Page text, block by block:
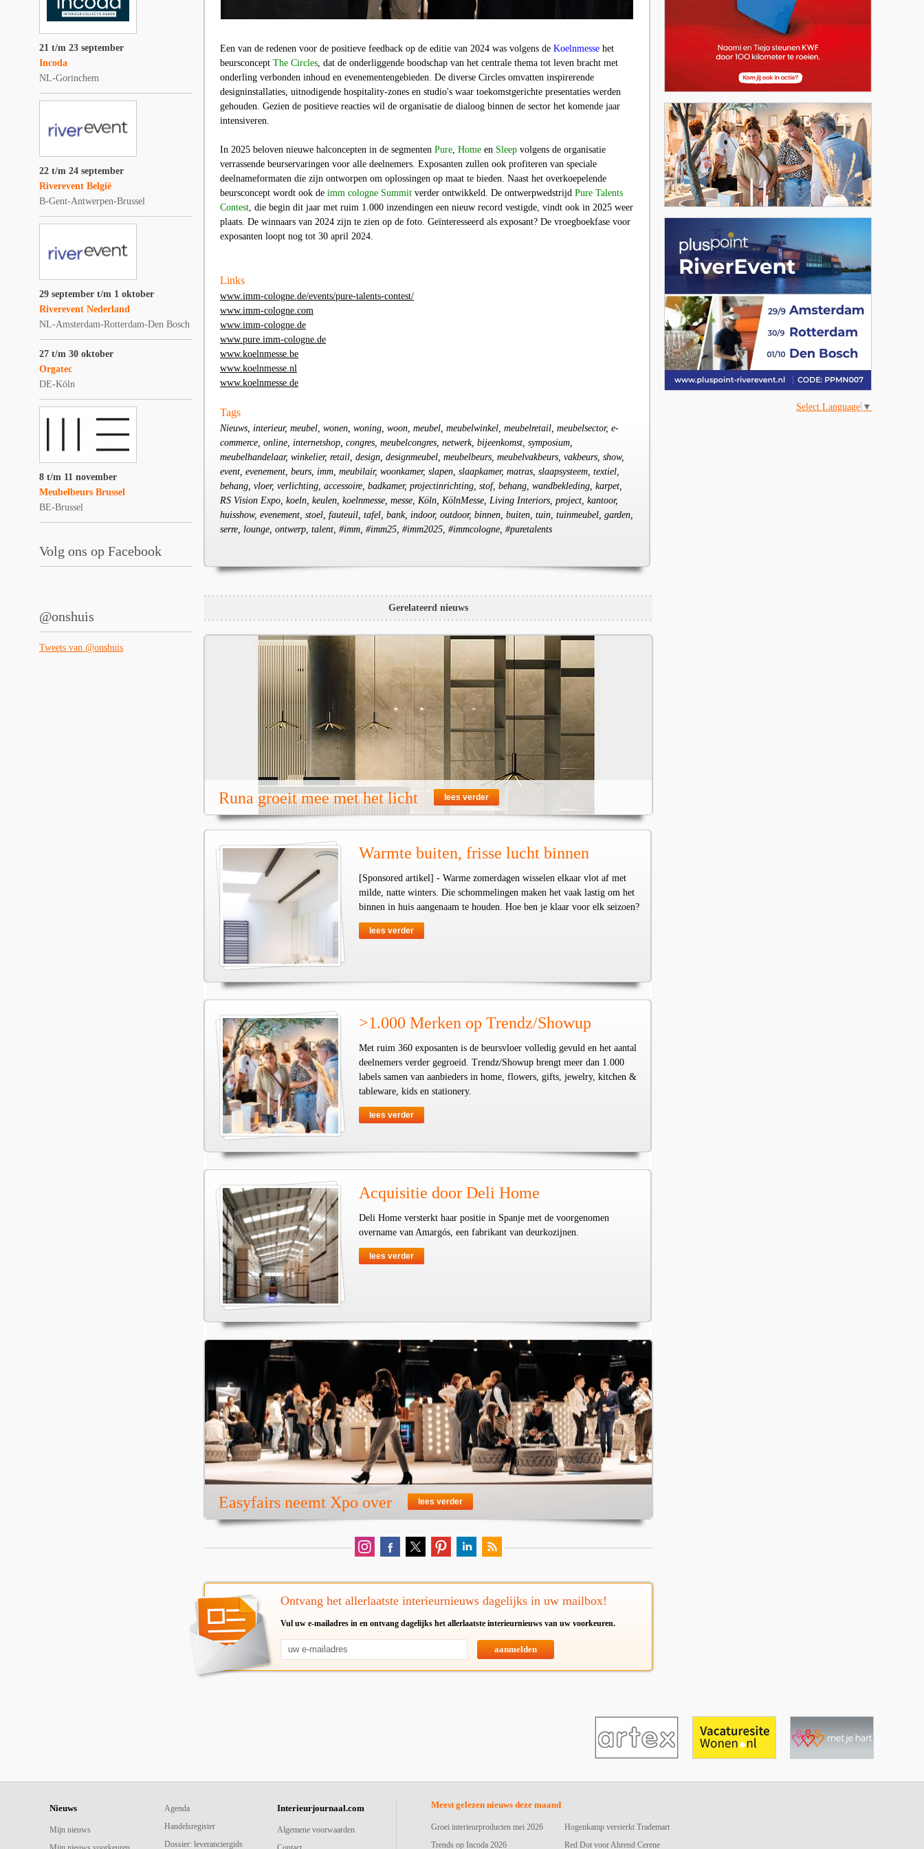
21 t/m 23 september
Incoda
NL-Gorinchem
22 t/m 24 september
Riverevent België
B-Gent-Antwerpen-Brussel
29 september t/m 1 oktober
Riverevent Nederland
NL-Amsterdam-Rotterdam-Den Bosch
27 t/m 30 oktober
Orgatec
DE-Köln
8 t/m 11 november
Meubelbeurs Brussel
BE-Brussel
Volg ons op Facebook
@onshuis
Tweets van @onshuis
Een van de redenen voor de positieve feedback op de editie van 2024 was volgens de Koelnmesse het
beursconcept The Circles, dat de onderliggende boodschap van het centrale thema tot leven bracht met
onderling verbonden inhoud en evenementengebieden. De diverse Circles omvatten inspirerende
designinstallaties, uitnodigende hospitality-zones en studio's waar toekomstgerichte presentaties werden
gehouden. Gezien de positieve reacties wil de organisatie de dialoog binnen de sector het komende jaar
intensiveren.
In 2025 beloven nieuwe halconcepten in de segmenten Pure, Home en Sleep volgens de organisatie
verrassende beurservaringen voor alle deelnemers. Exposanten zullen ook profiteren van speciale
deelnameformaten die zijn ontworpen om oplossingen op maat te bieden. Naast het overkoepelende
beursconcept wordt ook de imm cologne Summit verder ontwikkeld. De ontwerpwedstrijd Pure Talents
Contest, die begin dit jaar met ruim 1.000 inzendingen een nieuw record vestigde, vindt ook in 2025 weer
plaats. De winnaars van 2024 zijn te zien op de foto. Geïnteresseerd als exposant? De vroegboekfase voor
exposanten loopt nog tot 30 april 2024.
Links
www.imm-cologne.de/events/pure-talents-contest/
www.imm-cologne.com
www.imm-cologne.de
www.pure.imm-cologne.de
www.koelnmesse.be
www.koelnmesse.nl
www.koelnmesse.de
Tags
Nieuws, interieur, meubel, wonen, woning, woon, meubel, meubelwinkel, meubelretail, meubelsector, e-
commerce, online, internetshop, congres, meubelcongres, netwerk, bijeenkomst, symposium,
meubelhandelaar, winkelier, retail, design, designmeubel, meubelbeurs, meubelvakbeurs, vakbeurs, show,
event, evenement, beurs, imm, meubilair, woonkamer, slapen, slaapkamer, matras, slaapsysteem, textiel,
behang, vloer, verlichting, accessoire, badkamer, projectinrichting, stof, behang, wandbekleding, karpet,
RS Vision Expo, koeln, keulen, koelnmesse, messe, Köln, KölnMesse, Living Interiors, project, kantoor,
huisshow, evenement, stoel, fauteuil, tafel, bank, indoor, outdoor, binnen, buiten, tuin, tuinmeubel, garden,
serre, lounge, ontwerp, talent, #imm, #imm25, #imm2025, #immcologne, #puretalents
Gerelateerd nieuws
Runa groeit mee met het licht lees verder
Warmte buiten, frisse lucht binnen
[Sponsored artikel] - Warme zomerdagen wisselen elkaar vlot af met
milde, natte winters. Die schommelingen maken het vaak lastig om het
binnen in huis aangenaam te houden. Hoe ben je klaar voor elk seizoen?
lees verder
>1.000 Merken op Trendz/Showup
Met ruim 360 exposanten is de beursvloer volledig gevuld en het aantal
deelnemers verder gegroeid. Trendz/Showup brengt meer dan 1.000
labels samen van aanbieders in home, flowers, gifts, jewelry, kitchen &
tableware, kids en stationery.
lees verder
Acquisitie door Deli Home
Deli Home versterkt haar positie in Spanje met de voorgenomen
overname van Amargós, een fabrikant van deurkozijnen.
lees verder
Easyfairs neemt Xpo over lees verder
Ontvang het allerlaatste interieurnieuws dagelijks in uw mailbox!
Vul uw e-mailadres in en ontvang dagelijks het allerlaatste interieurnieuws van uw voorkeuren.
aanmelden
Select Language ▼
Nieuws
Mijn nieuws
Agenda
Handelsregister
Dossier: leveranciergids
Interieurjournaal.com
Algemene voorwaarden
Meest gelezen nieuws deze maand
Groei interieurproducten mei 2026
Trends op Incoda 2026
Hogenkamp versterkt Trademart
Red Dot voor Ahrend Cerene